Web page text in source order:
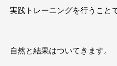
実践トレーニングを行うこと
自然と結果はついてきます。